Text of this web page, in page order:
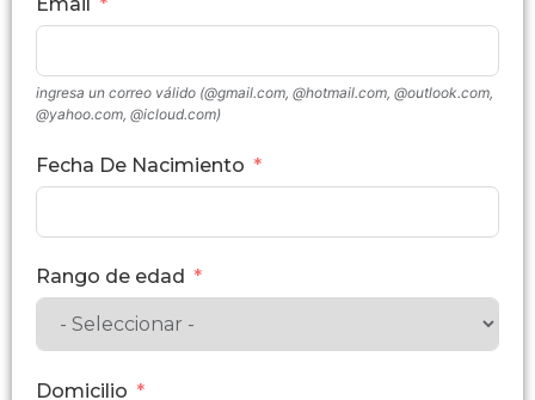
ingresa un correo válido (@gmail.com, @hotmail.com, @outlook.com,
@yahoo.com, @icloud.com)
Fecha De Nacimiento
Rango de edad
Domicilio